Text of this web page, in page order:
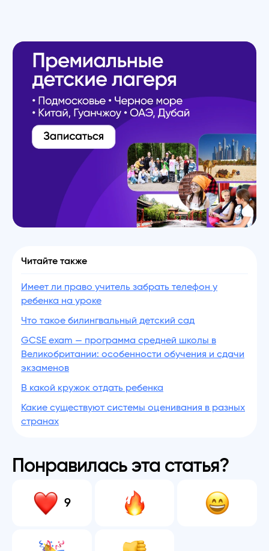
Читайте также
Имеет ли право учитель забрать телефон у
ребенка на уроке
Что такое билингвальный детский сад
GCSE exam — программа средней школы в
Великобритании: особенности обучения и сдачи
экзаменов
В какой кружок отдать ребенка
Какие существуют системы оценивания в разных
странах
Понравилась эта статья?
9